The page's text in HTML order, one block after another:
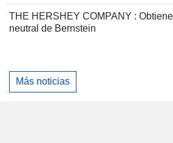
THE HERSHEY COMPANY :
neutral de Bernstein
Más noticias